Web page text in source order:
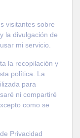
visitantes sobre
la divulgación de
mi servicio.
la recopilación y
política. La
para
ni compartiré
como se
Privacidad